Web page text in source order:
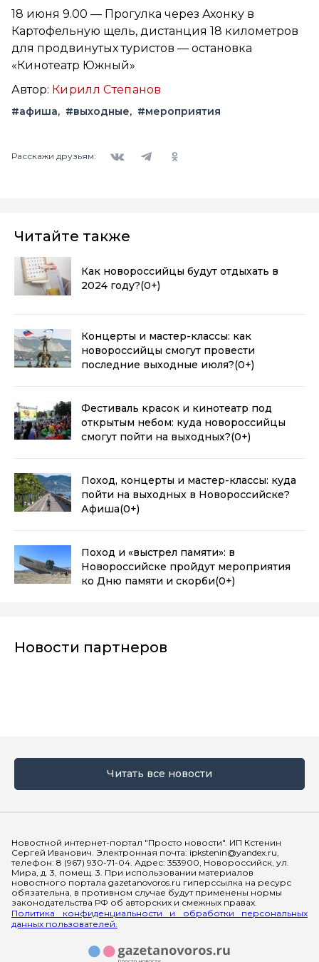
18 июня 9.00 — Прогулка через Ахонку в
Картофельную щель, дистанция 18 километров
для продвинутых туристов — остановка
«Кинотеатр Южный»
Автор: Кирилл Степанов
#афиша #выходные #мероприятия
Расскажи друзьям:
Читайте также
Как новороссийцы будут отдыхать в
2024 году?(0+)
Концерты и мастер-классы: как
новороссийцы смогут провести
последние выходные июля?(0+)
Фестиваль красок и кинотеатр под
открытым небом: куда новороссийцы
смогут пойти на выходных?(0+)
Поход, концерты и мастер-классы: куда
пойти на выходных в Новороссийске?
Афиша(0+)
Поход и «выстрел памяти»: в
Новороссийске пройдут мероприятия
ко Дню памяти и скорби(0+)
Новости партнеров
Читать все новости
Новостной интернет-портал "Просто новости". ИП Кстенин
Сергей Иванович. Электронная почта: ipkstenin@yandex.ru,
телефон: 8 (967) 930-71-04. Адрес: 353900, Новороссийск, ул.
Мира, д. 3, помещ. 3. При использовании материалов
новостного портала gazetanovoros.ru гиперссылка на ресурс
обязательна, в противном случае будут применены нормы
законодательства РФ об авторских и смежных правах.
Политика конфиденциальности и обработки персональных
данных пользователей.